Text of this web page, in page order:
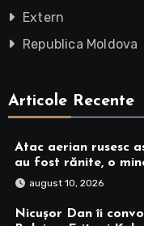
Extern
Republica Moldova
Articole Recente
Atac aerian rusesc
au fost rănite, o
august 10, 2026
Nicușor Dan îi